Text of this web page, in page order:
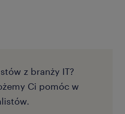
z branży IT?
Ci pomóc w